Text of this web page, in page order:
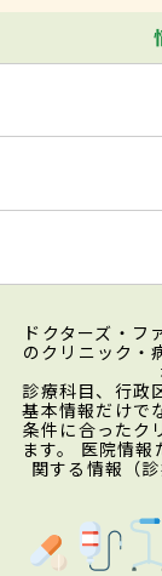
ドクターズ・フ
のクリニック・
診療科目、行政
基本情報だけで
条件に合ったク
ます。 医院情
関する情報（